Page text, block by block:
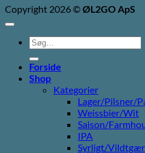
Copyright 2026 ©ØL2GO ApS
Søg
efter:
Forside
Shop
Kategorier
Lager/Pilsner/
Weissbier/Wit
Saison/
IPA
Syrligt/